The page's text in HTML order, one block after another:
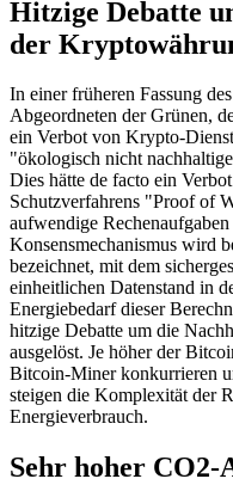
Hitzige Debatte
der
In einer früheren Fassung
Abgeordneten der Grünen,
ein Verbot von Krypto-
"ökologisch nicht
Dies hätte de facto ein
Schutzverfahrens "Proof of
aufwendige
Konsensmechanismus wird
bezeichnet, mit dem
einheitlichen Datenstand in
Energiebedarf dieser
hitzige Debatte um die
ausgelöst. Je höher der
Bitcoin-Miner konkurrieren
steigen die Komplexität der
Energieverbrauch.
Sehr hoher CO2-